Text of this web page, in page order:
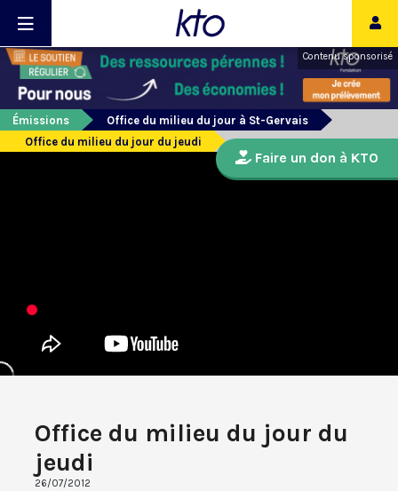
Contenu sponsorisé
Émissions
Office du milieu du jour à St-Gervais
Office du milieu du jour du jeudi
Office du milieu du jour du
jeudi
26/07/2012
Faire un don à KTO